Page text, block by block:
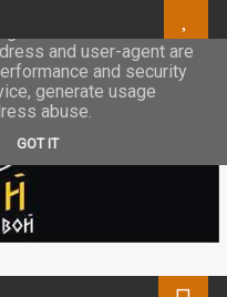
to deliver its services
and user-agent are
and security
generate usage
abuse.
GOT IT